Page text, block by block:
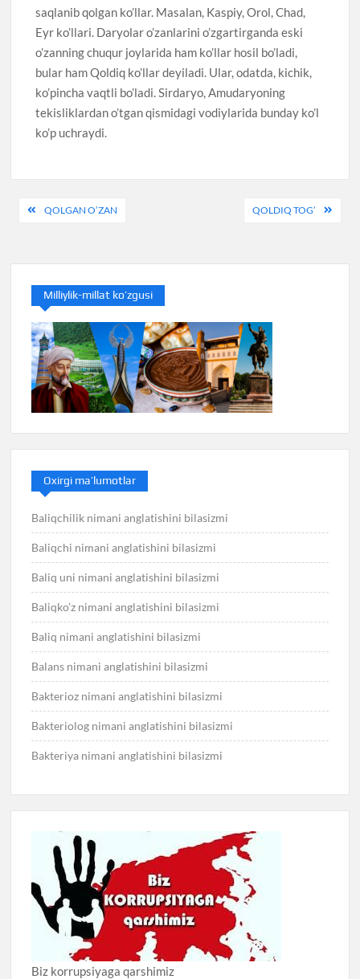
saqlanib qolgan ko’llar. Masalan, Kaspiy, Orol, Chad,
Eyr ko’llari. Daryolar o’zanlarini o’zgartirganda eski
o’zanning chuqur joylarida ham ko’llar hosil bo’ladi,
bular ham Qoldiq ko’llar deyiladi. Ular, odatda, kichik,
ko’pincha vaqtli bo’ladi. Sirdaryo, Amudaryoning
tekisliklardan o’tgan qismidagi vodiylarida bunday ko’l
ko’p uchraydi.
PostQOLGAN O’ZAN QOLDIQ TOG’
Milliylik-millat ko’zgusi
Oxirgi ma’lumotlar
Baliqchilik nimani anglatishini bilasizmi
Baliqchi nimani anglatishini bilasizmi
Baliq uni nimani anglatishini bilasizmi
Baliqko’z nimani anglatishini bilasizmi
Baliq nimani anglatishini bilasizmi
Balans nimani anglatishini bilasizmi
Bakterioz nimani anglatishini bilasizmi
Bakteriolog nimani anglatishini bilasizmi
Bakteriya nimani anglatishini bilasizmi
Biz korrupsiyaga qarshimiz